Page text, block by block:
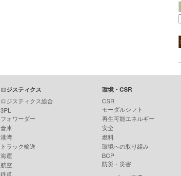
ロジスティクス
ロジスティクス総合
3PL
フォワーダー
倉庫
港湾
トラック輸送
海運
航空
鉄道
環境・CSR
CSR
モーダルシフト
再生可能エネルギー
安全
燃料
環境への取り組み
BCP
防災・災害